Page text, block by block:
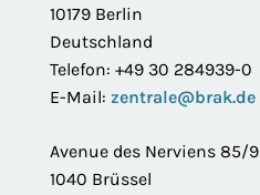
10179 Berlin
Deutschland
Telefon: +49 30 284939-0
E-Mail: zentrale@brak.de
Avenue des Nerviens 85/9
1040 Brüssel